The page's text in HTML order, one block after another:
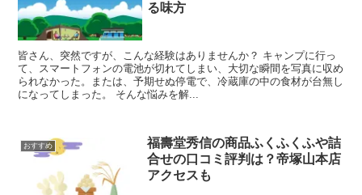
る味方
皆さん、突然ですが、こんな経験はありませんか？ キャンプに行っ
て、スマートフォンの電池が切れてしまい、大切な瞬間を写真に収め
られなかった。または、予期せぬ停電で、冷蔵庫の中の食材が台無し
になってしまった。 そんな悩みを解...
おすすめ
福壽堂秀信の商品ふくふくふや詰
合せの口コミ評判は？帝塚山本店
アクセスも